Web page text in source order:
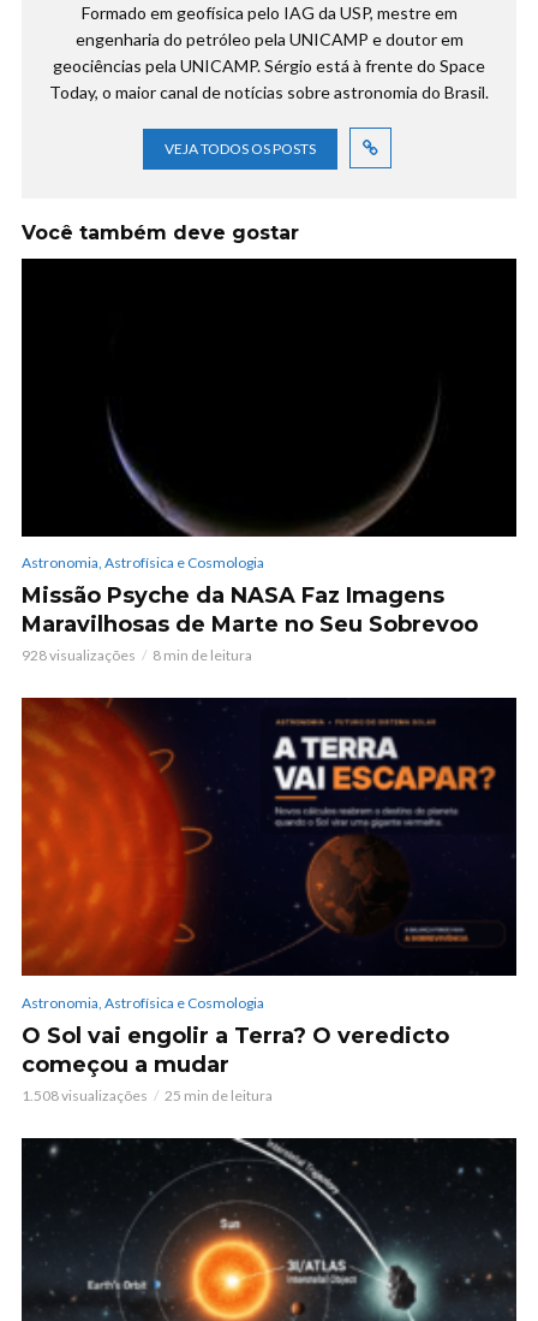
Formado em geofísica pelo IAG da USP, mestre em
engenharia do petróleo pela UNICAMP e doutor em
geociências pela UNICAMP. Sérgio está à frente do Space
Today, o maior canal de notícias sobre astronomia do Brasil.
VEJA TODOS OS POSTS
Você também deve gostar
Astronomia, Astrofísica e Cosmologia
Missão Psyche da NASA Faz Imagens
Maravilhosas de Marte no Seu Sobrevoo
928 visualizações 8 min de leitura
Astronomia, Astrofísica e Cosmologia
O Sol vai engolir a Terra? O veredicto
começou a mudar
1.508 visualizações 25 min de leitura